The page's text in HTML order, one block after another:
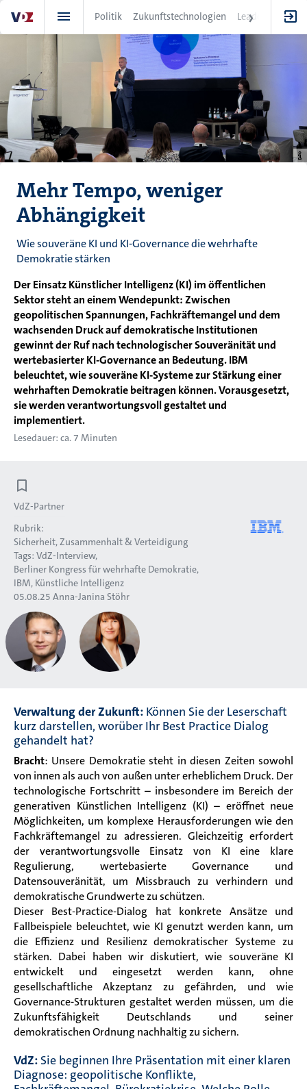
zum
Inhalt
Politik Zukunftstechnologien Leadership
Mehr Tempo, weniger
Abhängigkeit
Wie souveräne KI und KI-Governance die wehrhafte
Demokratie stärken
Der Einsatz Künstlicher Intelligenz (KI) im öffentlichen
Sektor steht an einem Wendepunkt: Zwischen
geopolitischen Spannungen, Fachkräftemangel und dem
wachsenden Druck auf demokratische Institutionen
gewinnt der Ruf nach technologischer Souveränität und
wertebasierter KI-Governance an Bedeutung. IBM
beleuchtet, wie souveräne KI-Systeme zur Stärkung einer
wehrhaften Demokratie beitragen können. Vorausgesetzt,
sie werden verantwortungsvoll gestaltet und
implementiert.
Lesedauer: ca. 7 Minuten
VdZ-Partner
Rubrik:
Sicherheit, Zusammenhalt & Verteidigung
Tags: VdZ-Interview
Berliner Kongress für wehrhafte Demokratie
IBM Künstliche Intelligenz
05.08.25 Anna-Janina Stöhr
Verwaltung der Zukunft: Können Sie der Leserschaft
kurz darstellen, worüber Ihr Best Practice Dialog
gehandelt hat?
Bracht: Unsere Demokratie steht in diesen Zeiten sowohl
von innen als auch von außen unter erheblichem Druck. Der
technologische Fortschritt – insbesondere im Bereich der
generativen Künstlichen Intelligenz (KI) – eröffnet neue
Möglichkeiten, um komplexe Herausforderungen wie den
Fachkräftemangel zu adressieren. Gleichzeitig erfordert
der verantwortungsvolle Einsatz von KI eine klare
Regulierung, wertebasierte Governance und
Datensouveränität, um Missbrauch zu verhindern und
demokratische Grundwerte zu schützen.
Dieser Best-Practice-Dialog hat konkrete Ansätze und
Fallbeispiele beleuchtet, wie KI genutzt werden kann, um
die Effizienz und Resilienz demokratischer Systeme zu
stärken. Dabei haben wir diskutiert, wie souveräne KI
entwickelt und eingesetzt werden kann, ohne
gesellschaftliche Akzeptanz zu gefährden, und wie
Governance-Strukturen gestaltet werden müssen, um die
Zukunftsfähigkeit Deutschlands und seiner
demokratischen Ordnung nachhaltig zu sichern.
VdZ: Sie beginnen Ihre Präsentation mit einer klaren
Diagnose: geopolitische Konflikte,